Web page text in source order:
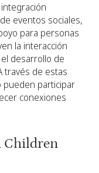
eventos sociales,
para personas
la interacción
desarrollo de
través de estas
pueden participar
conexiones
Children